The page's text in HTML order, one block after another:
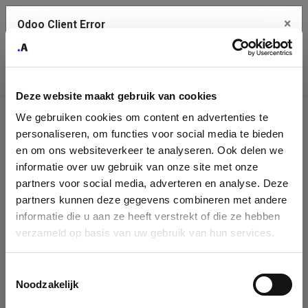
Deze website maakt gebruik van cookies
We gebruiken cookies om content en advertenties te
personaliseren, om functies voor social media te bieden
en om ons websiteverkeer te analyseren. Ook delen we
informatie over uw gebruik van onze site met onze
partners voor social media, adverteren en analyse. Deze
partners kunnen deze gegevens combineren met andere
informatie die u aan ze heeft verstrekt of die ze hebben
verzameld op basis van uw gebruik van hun services.
Noodzakelijk
Company
Identification
Please fill in your company details
You can search a company in our database by name, VAT or
enterprise ID. When a company is selected it will auto-complete the
form. If you don't find your company in our database, you can create
Odoo Client Error ×
service.
See details
Ok